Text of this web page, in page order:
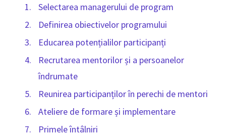
Selectarea managerului de program
Definirea obiectivelor programului
Educarea potențialilor participanți
Recrutarea mentorilor și a persoanelor
îndrumate
Reunirea participanților în perechi de mentori
Ateliere de formare și implementare
Primele întâlniri